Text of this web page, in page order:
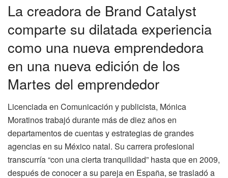
La creadora de Brand Catalyst
comparte su dilatada experiencia
como una nueva emprendedora
en una nueva edición de los
Martes del emprendedor
Licenciada en Comunicación y publicista, Mónica
Moratinos trabajó durante más de diez años en
departamentos de cuentas y estrategias de grandes
agencias en su México natal. Su carrera profesional
transcurría “con una cierta tranquilidad” hasta que en 2009,
después de conocer a su pareja en España, se trasladó a